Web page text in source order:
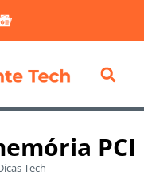
PCI
Tech